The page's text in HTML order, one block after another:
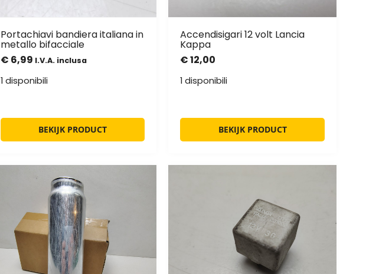
Portachiavi bandiera italiana in
metallo bifacciale
€ 6,99 I.V.A. inclusa
1 disponibili
BEKIJK PRODUCT
Accendisigari 12 volt Lancia
Kappa
€12,00
1 disponibili
BEKIJK PRODUCT